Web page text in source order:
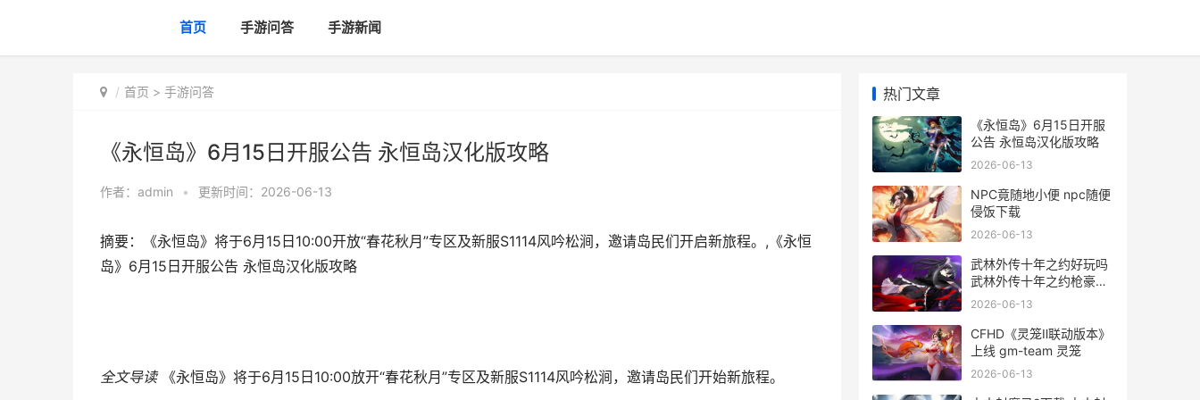
首页 手游问答 手游新闻
首页 > 手游问答
《永恒岛》6月15日开服公告 永恒岛汉化版攻略
作者： admin • 更新时间：2026-06-13
摘要：《永恒岛》将于6月15日10:00开放“春花秋月”专区及新服S1114风吟松涧，邀请岛民们开启新旅程。,《永恒
岛》6月15日开服公告 永恒岛汉化版攻略
全文导读《永恒岛》将于6月15日10:00放开“春花秋月”专区及新服S1114风吟松涧，邀请岛民们开始新旅程。
热门文章
《永恒岛》6月15日开服
公告 永恒岛汉化版攻略
2026-06-13
NPC竟随地小便 npc随便
侵饭下载
2026-06-13
武林外传十年之约好玩吗
武林外传十年之约枪豪加
点
2026-06-13
CFHD《灵笼Ⅱ联动版本》
上线 gm-team 灵笼
2026-06-13